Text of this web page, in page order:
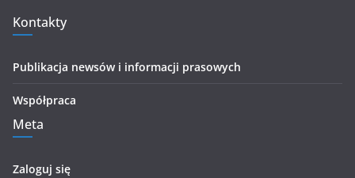
Kontakty
Publikacja newsów i informacji prasowych
Współpraca
Meta
Zaloguj się